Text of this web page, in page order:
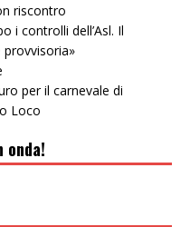
riscontro
i controlli dell’Asl. Il
provvisoria»
per il carnevale di
Loco
onda!